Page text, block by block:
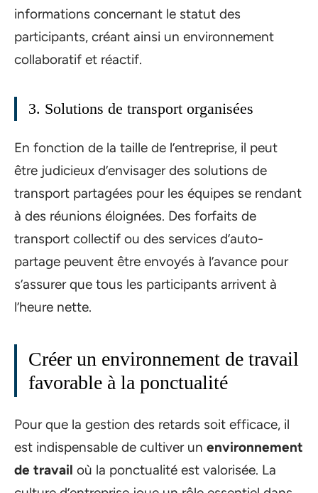
informations concernant le statut des
participants, créant ainsi un environnement
collaboratif et réactif.
3. Solutions de transport organisées
En fonction de la taille de l’entreprise, il peut
être judicieux d’envisager des solutions de
transport partagées pour les équipes se rendant
à des réunions éloignées. Des forfaits de
transport collectif ou des services d’auto-
partage peuvent être envoyés à l’avance pour
s’assurer que tous les participants arrivent à
l’heure nette.
Créer un environnement de travail
favorable à la ponctualité
Pour que la gestion des retards soit efficace, il
est indispensable de cultiver un environnement
de travail où la ponctualité est valorisée. La